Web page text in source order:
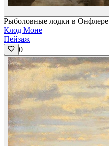
Рыболовные лодки в Онфлере
Клод Моне
Пейзаж
0